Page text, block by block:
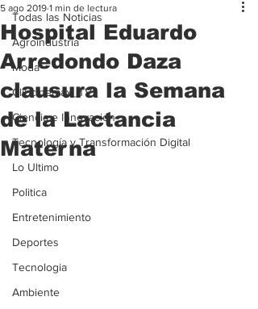
Todas las Noticias
Agroindustria
Moda
Clipcinemax_TV
Ciencia e Innovación
Tecnología y Transformación Digital
Lo Ultimo
Politica
Entretenimiento
Deportes
Tecnologia
Ambiente
Hospital Eduardo
Arredondo Daza
clausura la Semana
de la Lactancia
Materna
5 ago 2019 1 min de lectura